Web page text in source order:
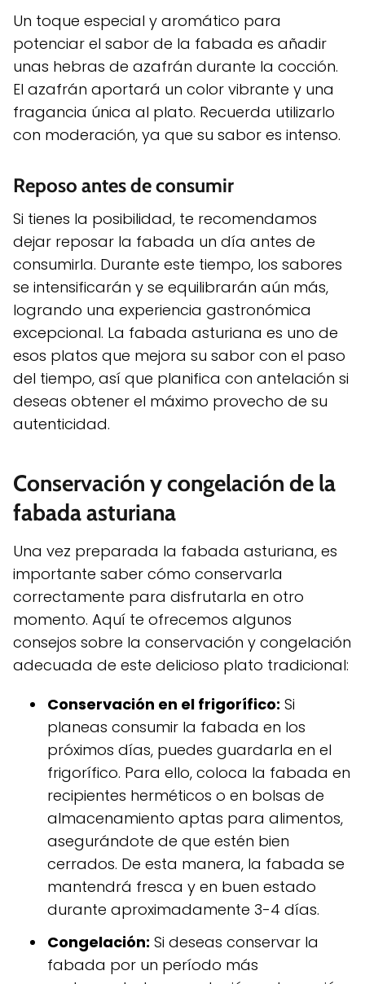
Un toque especial y aromático para
potenciar el sabor de la fabada es añadir
unas hebras de azafrán durante la cocción.
El azafrán aportará un color vibrante y una
fragancia única al plato. Recuerda utilizarlo
con moderación, ya que su sabor es intenso.
Reposo antes de consumir
Si tienes la posibilidad, te recomendamos
dejar reposar la fabada un día antes de
consumirla. Durante este tiempo, los sabores
se intensificarán y se equilibrarán aún más,
logrando una experiencia gastronómica
excepcional. La fabada asturiana es uno de
esos platos que mejora su sabor con el paso
del tiempo, así que planifica con antelación si
deseas obtener el máximo provecho de su
autenticidad.
Conservación y congelación de la
fabada asturiana
Una vez preparada la fabada asturiana, es
importante saber cómo conservarla
correctamente para disfrutarla en otro
momento. Aquí te ofrecemos algunos
consejos sobre la conservación y congelación
adecuada de este delicioso plato tradicional:
Conservación en el frigorífico: Si
planeas consumir la fabada en los
próximos días, puedes guardarla en el
frigorífico. Para ello, coloca la fabada en
recipientes herméticos o en bolsas de
almacenamiento aptas para alimentos,
asegurándote de que estén bien
cerrados. De esta manera, la fabada se
mantendrá fresca y en buen estado
durante aproximadamente 3-4 días.
Congelación: Si deseas conservar la
fabada por un período más